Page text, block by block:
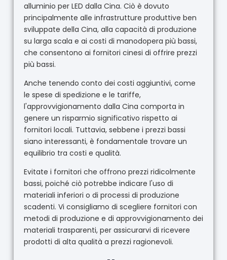
alluminio per LED dalla Cina. Ciò è dovuto
principalmente alle infrastrutture produttive ben
sviluppate della Cina, alla capacità di produzione
su larga scala e ai costi di manodopera più bassi,
che consentono ai fornitori cinesi di offrire prezzi
più bassi.
Anche tenendo conto dei costi aggiuntivi, come
le spese di spedizione e le tariffe,
l'approvvigionamento dalla Cina comporta in
genere un risparmio significativo rispetto ai
fornitori locali. Tuttavia, sebbene i prezzi bassi
siano interessanti, è fondamentale trovare un
equilibrio tra costi e qualità.
Evitate i fornitori che offrono prezzi ridicolmente
bassi, poiché ciò potrebbe indicare l'uso di
materiali inferiori o di processi di produzione
scadenti. Vi consigliamo di scegliere fornitori con
metodi di produzione e di approvvigionamento dei
materiali trasparenti, per assicurarvi di ricevere
prodotti di alta qualità a prezzi ragionevoli.